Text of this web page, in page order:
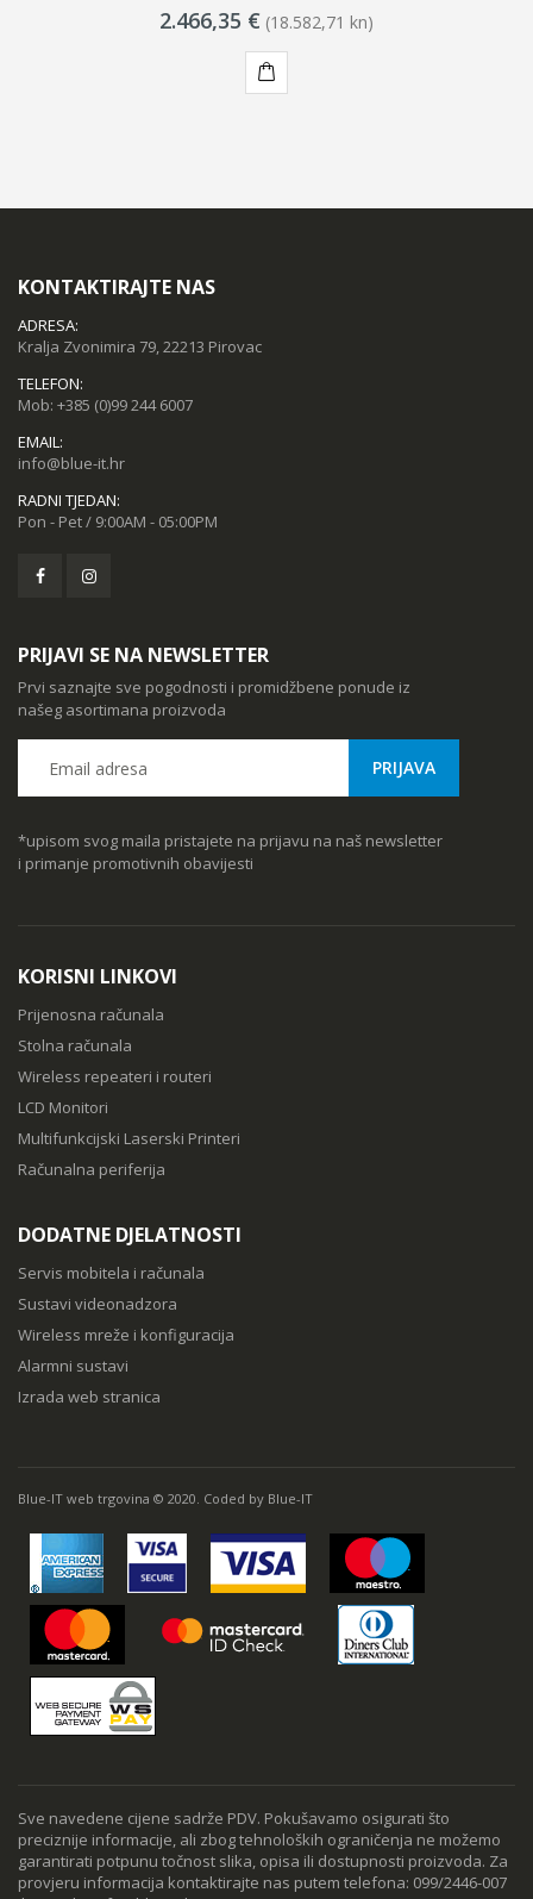
2.466,35 € (18.582,71 kn)
KONTAKTIRAJTE NAS
ADRESA:
Kralja Zvonimira 79, 22213 Pirovac
TELEFON:
Mob: +385 (0)99 244 6007
EMAIL:
info@blue-it.hr
RADNI TJEDAN:
Pon - Pet / 9:00AM - 05:00PM
PRIJAVI SE NA NEWSLETTER
Prvi saznajte sve pogodnosti i promidžbene ponude iz
našeg asortimana proizvoda
*upisom svog maila pristajete na prijavu na naš newsletter
i primanje promotivnih obavijesti
KORISNI LINKOVI
Prijenosna računala
Stolna računala
Wireless repeateri i routeri
LCD Monitori
Multifunkcijski Laserski Printeri
Računalna periferija
DODATNE DJELATNOSTI
Servis mobitela i računala
Sustavi videonadzora
Wireless mreže i konfiguracija
Alarmni sustavi
Izrada web stranica
Blue-IT web trgovina © 2020. Coded by Blue-IT
Sve navedene cijene sadrže PDV. Pokušavamo osigurati što
preciznije informacije, ali zbog tehnoloških ograničenja ne možemo
garantirati potpunu točnost slika, opisa ili dostupnosti proizvoda. Za
provjeru informacija kontaktirajte nas putem telefona: 099/2446-007